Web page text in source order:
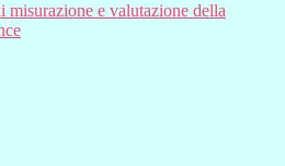
misurazione e valutazione della